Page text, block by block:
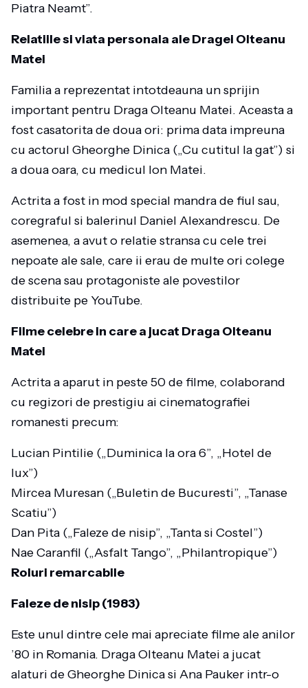
Piatra Neamt”.
Relatiile si viata personala ale Dragei Olteanu
Matei
Familia a reprezentat intotdeauna un sprijin
important pentru Draga Olteanu Matei. Aceasta a
fost casatorita de doua ori: prima data impreuna
cu actorul Gheorghe Dinica („Cu cutitul la gat”) si
a doua oara, cu medicul Ion Matei.
Actrita a fost in mod special mandra de fiul sau,
coregraful si balerinul Daniel Alexandrescu. De
asemenea, a avut o relatie stransa cu cele trei
nepoate ale sale, care ii erau de multe ori colege
de scena sau protagoniste ale povestilor
distribuite pe YouTube.
Filme celebre in care a jucat Draga Olteanu
Matei
Actrita a aparut in peste 50 de filme, colaborand
cu regizori de prestigiu ai cinematografiei
romanesti precum:
Lucian Pintilie („Duminica la ora 6”, „Hotel de
lux”)
Mircea Muresan („Buletin de Bucuresti”, „Tanase
Scatiu”)
Dan Pita („Faleze de nisip”, „Tanta si Costel”)
Nae Caranfil („Asfalt Tango”, „Philantropique”)
Roluri remarcabile
Faleze de nisip (1983)
Este unul dintre cele mai apreciate filme ale anilor
’80 in Romania. Draga Olteanu Matei a jucat
alaturi de Gheorghe Dinica si Ana Pauker intr-o